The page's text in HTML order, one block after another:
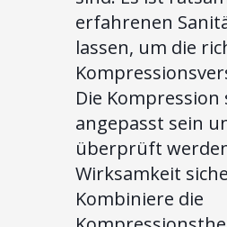
erfahrenen
lassen, um die
Die
angepasst sein
überprüft
Wirksamkeit
Kombiniere die